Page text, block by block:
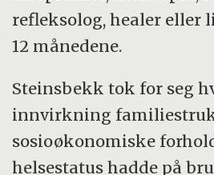
refleksolog, healer eller
12 månedene.
Steinsbekk tok for seg
innvirkning
sosioøkonomiske
helsestatus hadde på